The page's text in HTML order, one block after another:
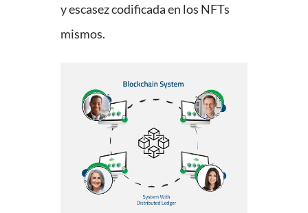
y escasez codificada en los NFTs
mismos.